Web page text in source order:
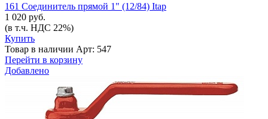
161 Соединитель прямой 1" (12/84) Itap
1 020 руб.
(в т.ч. НДС 22%)
Купить
Товар в наличии Арт: 547
Перейти в корзину
Добавлено